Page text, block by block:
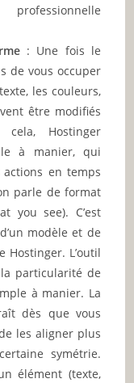
: Une fois le
de vous occuper
les couleurs,
être modifiés
cela, Hostinger
à manier, qui
en temps
parle de format
you see). C’est
modèle et de
L’outil
particularité de
à manier. La
dès que vous
les aligner plus
symétrie.
élément (texte,